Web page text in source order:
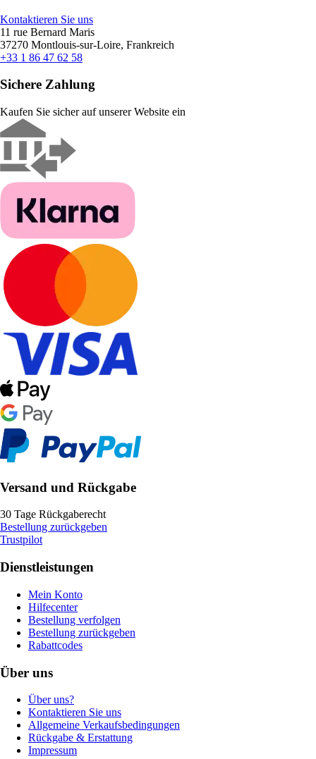
Kontaktieren Sie uns
11 rue Bernard Maris
37270 Montlouis-sur-Loire, Frankreich
+33 1 86 47 62 58
Sichere Zahlung
Kaufen Sie sicher auf unserer Website ein
Versand und Rückgabe
30 Tage Rückgaberecht
Bestellung zurückgeben
Trustpilot
Dienstleistungen
Mein Konto
Hilfecenter
Bestellung verfolgen
Bestellung zurückgeben
Rabattcodes
Über uns
Über uns?
Kontaktieren Sie uns
Allgemeine Verkaufsbedingungen
Rückgabe & Erstattung
Impressum